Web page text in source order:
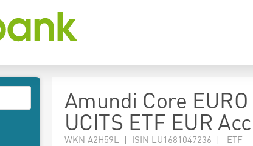
Amundi Core EURO
UCITS ETF EUR Acc
WKN A2H59L | ISIN LU1681047236 | ETF